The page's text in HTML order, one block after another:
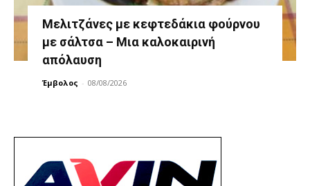
Μελιτζάνες με κεφτεδάκια φούρνου
με σάλτσα – Μια καλοκαιρινή
απόλαυση
Έμβολος - 08/08/2026